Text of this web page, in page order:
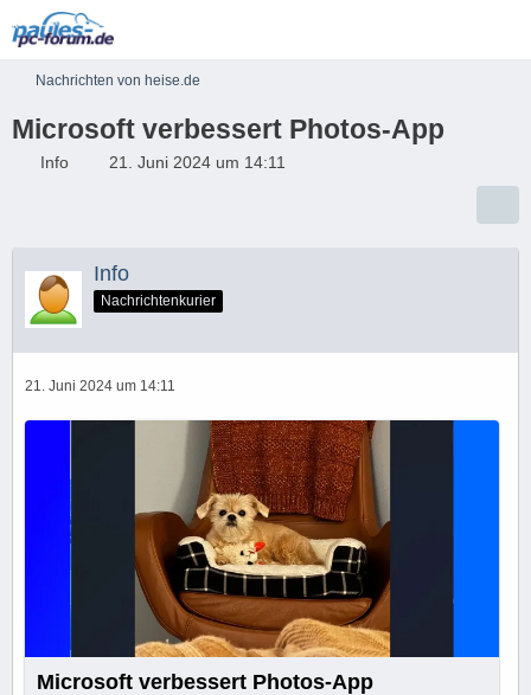
Nachrichten von heise.de
Microsoft verbessert Photos-App
Info 21. Juni 2024 um 14:11
Info
Nachrichtenkurier
21. Juni 2024 um 14:11
Microsoft verbessert Photos-App